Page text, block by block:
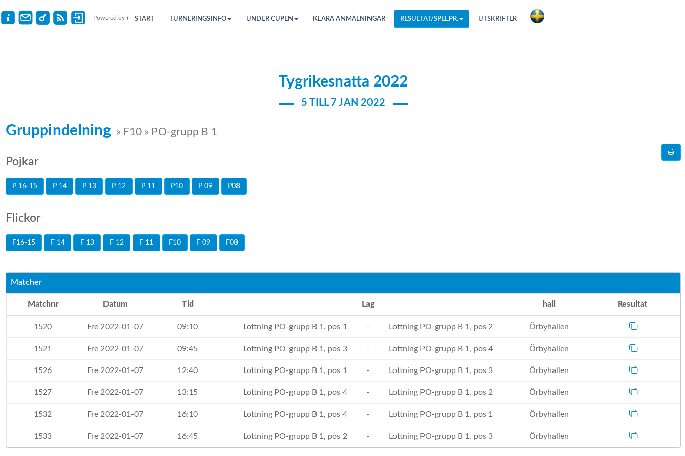
Powered by START TURNERINGSINFO UNDER CUPEN KLARA ANMÄLNINGAR RESULTAT/SPELPR. UTSKRIFTER
Tygrikesnatta 2022
5 TILL 7 JAN 2022
Gruppindelning » F10 » PO-grupp B 1
Pojkar
P 16-15 P 14 P 13 P 12 P 11 P10 P 09 P08
Flickor
F16-15 F 14 F 13 F 12 F 11 F10 F 09 F08
Matcher
Matchnr Datum Tid Lag hall Resultat
1520 Fre 2022-01-07 09:10 Lottning PO-grupp B 1, pos 1 - Lottning PO-grupp B 1, pos 2 Örbyhallen
1521 Fre 2022-01-07 09:45 Lottning PO-grupp B 1, pos 3 - Lottning PO-grupp B 1, pos 4 Örbyhallen
1526 Fre 2022-01-07 12:40 Lottning PO-grupp B 1, pos 1 - Lottning PO-grupp B 1, pos 3 Örbyhallen
1527 Fre 2022-01-07 13:15 Lottning PO-grupp B 1, pos 4 - Lottning PO-grupp B 1, pos 2 Örbyhallen
1532 Fre 2022-01-07 16:10 Lottning PO-grupp B 1, pos 4 - Lottning PO-grupp B 1, pos 1 Örbyhallen
1533 Fre 2022-01-07 16:45 Lottning PO-grupp B 1, pos 2 - Lottning PO-grupp B 1, pos 3 Örbyhallen